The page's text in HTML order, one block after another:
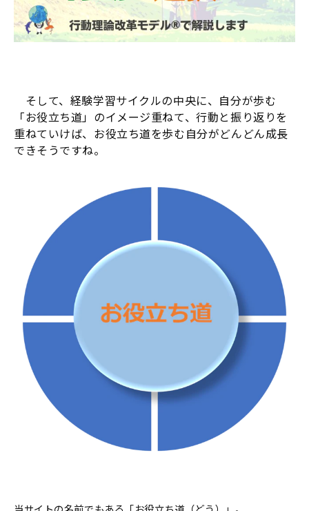
そして、経験学習サイクルの中央に、自分が歩む
「お役立ち道」のイメージ重ねて、行動と振り返りを
重ねていけば、お役立ち道を歩む自分がどんどん成長
できそうですね。